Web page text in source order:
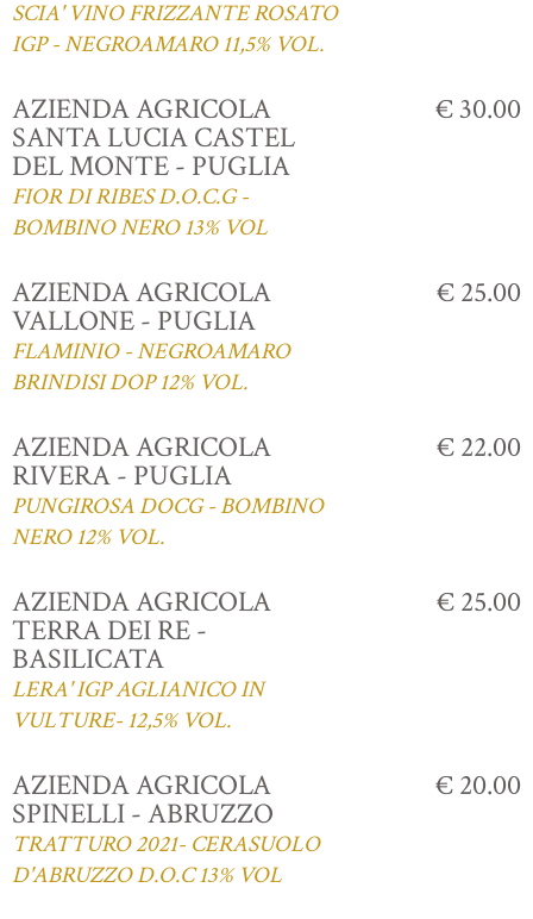
SCIA' VINO FRIZZANTE ROSATO
IGP - NEGROAMARO 11,5% VOL.
AZIENDA AGRICOLA
SANTA LUCIA CASTEL
DEL MONTE - PUGLIA
FIOR DI RIBES D.O.C.G -
BOMBINO NERO 13% VOL
€ 30.00
AZIENDA AGRICOLA
VALLONE - PUGLIA
FLAMINIO - NEGROAMARO
BRINDISI DOP 12% VOL.
€ 25.00
AZIENDA AGRICOLA
RIVERA - PUGLIA
PUNGIROSA DOCG - BOMBINO
NERO 12% VOL.
€ 22.00
AZIENDA AGRICOLA
TERRA DEI RE -
BASILICATA
LERA' IGP AGLIANICO IN
VULTURE- 12,5% VOL.
€ 25.00
AZIENDA AGRICOLA
SPINELLI - ABRUZZO
TRATTURO 2021- CERASUOLO
D'ABRUZZO D.O.C 13% VOL
€ 20.00